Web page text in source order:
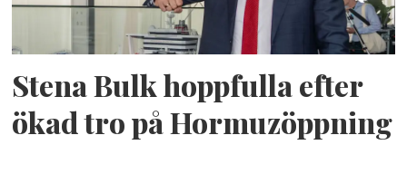
Stena Bulk hoppfulla efter
ökad tro på Hormuzöppning